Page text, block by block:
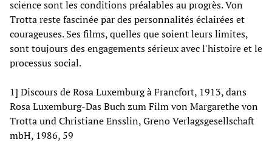
science sont les conditions préalables au progrès. Von
Trotta reste fascinée par des personnalités éclairées et
courageuses. Ses films, quelles que soient leurs limites,
sont toujours des engagements sérieux avec l'histoire et le
processus social.
1] Discours de Rosa Luxemburg à Francfort, 1913, dans
Rosa Luxemburg-Das Buch zum Film von Margarethe von
Trotta und Christiane Ensslin, Greno Verlagsgesellschaft
mbH, 1986, 59